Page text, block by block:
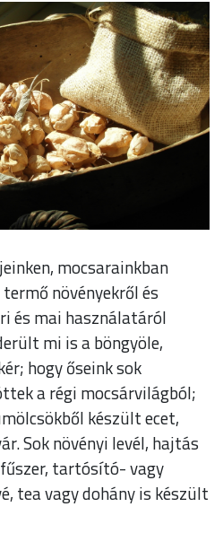
mocsarainkban
növényekről és
és mai használatáról
mi is a böngyöle,
hogy őseink sok
a régi mocsárvilágból;
készült ecet,
Sok növényi levél, hajtás
tartósító- vagy
tea vagy dohány is készült